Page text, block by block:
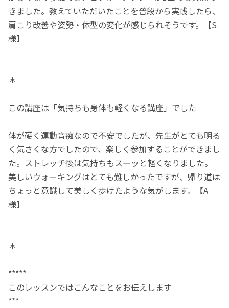
きました。教えていただいたことを普段から実践したら、
肩こり改善や姿勢・体型の変化が感じられそうです。【S
様】
＊
この講座は「気持ちも身体も軽くなる講座」でした
体が硬く運動音痴なので不安でしたが、先生がとても明る
く気さくな方でしたので、楽しく参加することができまし
た。ストレッチ後は気持ちもスーッと軽くなりました。
美しいウォーキングはとても難しかったですが、帰り道は
ちょっと意識して美しく歩けたような気がします。【A
様】
＊
*****
このレッスンではこんなことをお伝えします
***